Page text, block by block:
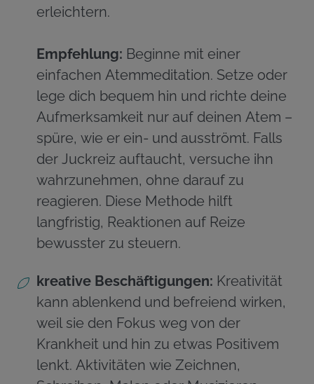
erleichtern.
Empfehlung: Beginne mit einer
einfachen Atemmeditation. Setze oder
lege dich bequem hin und richte deine
Aufmerksamkeit nur auf deinen Atem –
spüre, wie er ein- und ausströmt. Falls
der Juckreiz auftaucht, versuche ihn
wahrzunehmen, ohne darauf zu
reagieren. Diese Methode hilft
langfristig, Reaktionen auf Reize
bewusster zu steuern.
kreative Beschäftigungen: Kreativität
kann ablenkend und befreiend wirken,
weil sie den Fokus weg von der
Krankheit und hin zu etwas Positivem
lenkt. Aktivitäten wie Zeichnen,